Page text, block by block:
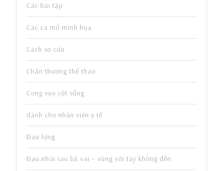
Các bài tập
Các ca mổ minh họa
Cách sơ cứu
Chấn thương thể thao
Cong vẹo cột sống
dành cho nhân viên y tế
Đau lưng
Đau nhói sau bả vai – vùng với tay không đến